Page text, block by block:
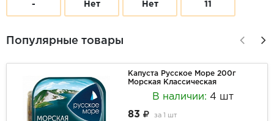
-
Нет
Нет
11
Популярные товары
Капуста Русское Море 200г
Морская Классическая
В наличии: 4 шт
83
за 1 шт